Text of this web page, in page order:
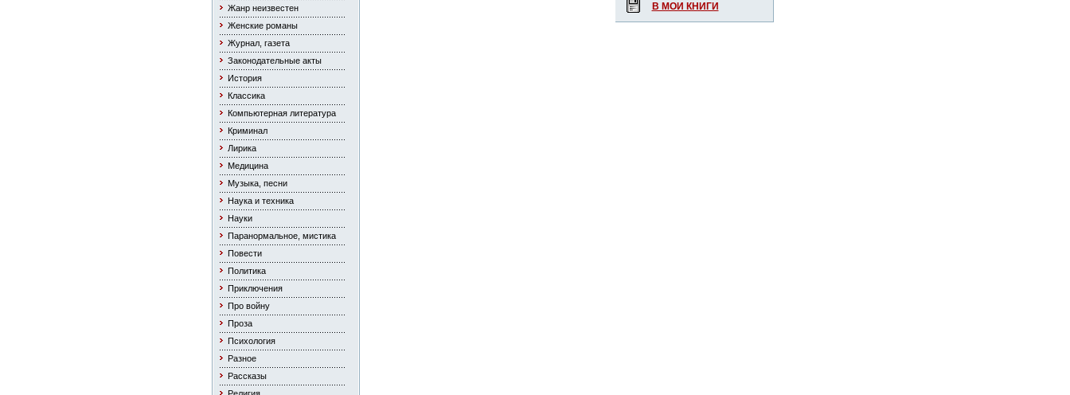
Жанр неизвестен
Женские романы
Журнал, газета
Законодательные акты
История
Классика
Компьютерная литература
Криминал
Лирика
Медицина
Музыка, песни
Наука и техника
Науки
Паранормальное, мистика
Повести
Политика
Приключения
Про войну
Проза
Психология
Разное
Рассказы
В МОИ КНИГИ